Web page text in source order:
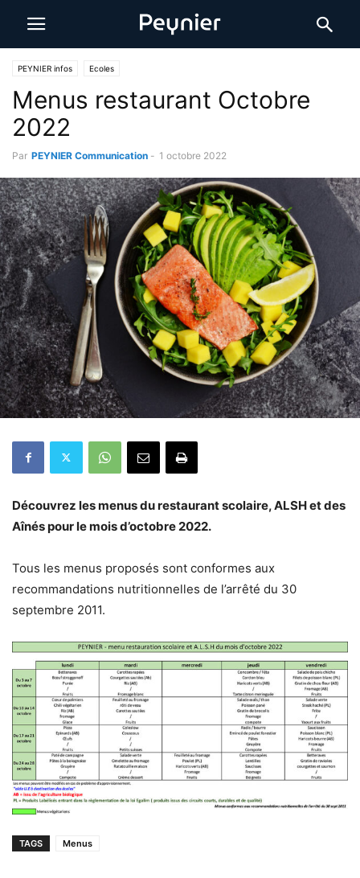
PEYNIER infos Ecoles
Menus restaurant Octobre
2022
Par PEYNIER Communication - 1 octobre 2022
Découvrez les menus du restaurant scolaire, ALSH et des
Aînés pour le mois d’octobre 2022.
Tous les menus proposés sont conformes aux
recommandations nutritionnelles de l’arrêté du 30
septembre 2011.
TAGS Menus